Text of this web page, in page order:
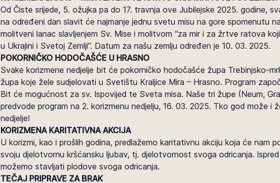
Od Čiste srijede, 5. ožujka pa do 17. travnja ove Jubilejske 2025. godine,
na određeni dan slavit će najmanje jednu svetu misu na gore spomenutu
molitveni lanac slavljenjem Sv. Mise i molitvom “za mir i za žrtve ratova
u Ukrajini i Svetoj Zemlji”. Datum za našu zemlju određen je 10. 03. 2025.
POKORNIČKO HODOČAŠĆE U HRASNO
Svake korizmene nedjelje bit će pokorničko hodočašće župa Trebinjsko-
župa koje žele sudjelovati u Svetištu Kraljice Mira – Hrasno. Program
Bit će mogućnost za sv. Ispovijed te Sveta misa. Naše tri župe (Neum,
predvode program na 2. korizmenu nedjelju, 16. 03. 2025. Tko god može i
nedjelje!
KORIZMENA KARITATIVNA AKCIJA
U korizmi, kao i prošlih godina, predlažemo karitativnu akciju koja će nam
svoju djelotvornu kršćansku ljubav, tj. djelotvornost svoga odricanja.
možemo stavljati plodove svoga odricanja.
TEČAJ PRIPRAVE ZA BRAK